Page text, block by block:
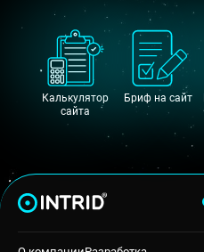
Калькулятор
сайта
Бриф на сайт